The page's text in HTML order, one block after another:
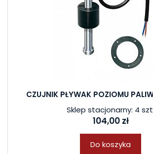
CZUJNIK PŁYWAK POZIOMU
Sklep stacjonarny: 4
104,00 zł
Do koszyka